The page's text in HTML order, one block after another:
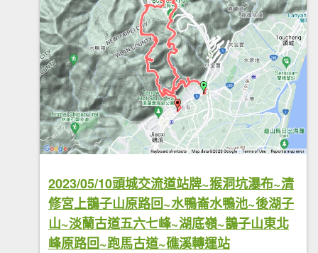
2023/05/10頭城交流道站牌~猴洞坑瀑布~清
修宮上鵲子山原路回~水鴨崙水鴨池~後湖子
山~淡蘭古道五六七峰~湖底嶺~鵲子山東北
峰原路回~跑馬古道~礁溪轉運站